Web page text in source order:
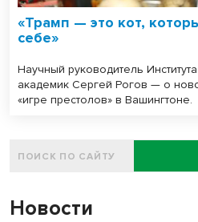
«Трамп — это кот,
себе»
Научный руководитель
академик Сергей Рогов — о
«игре престолов» в Вашингтоне.
Новости